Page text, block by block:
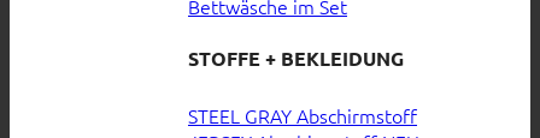
Bettwäsche im Set
STOFFE + BEKLEIDUNG
STEEL GRAY Abschirmstoff